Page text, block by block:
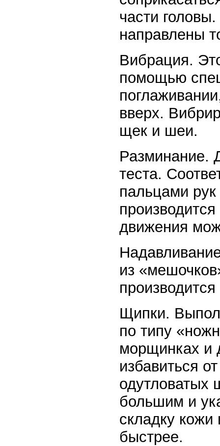
части
направлены
Вибрация.
помощью
вверх.
щек и шеи.
Разминание.
теста.
пальцами
движения
из
Щипки.
по типу
морщинках и
избавиться
одутловатых
большим и
складку кожи
быстрее.